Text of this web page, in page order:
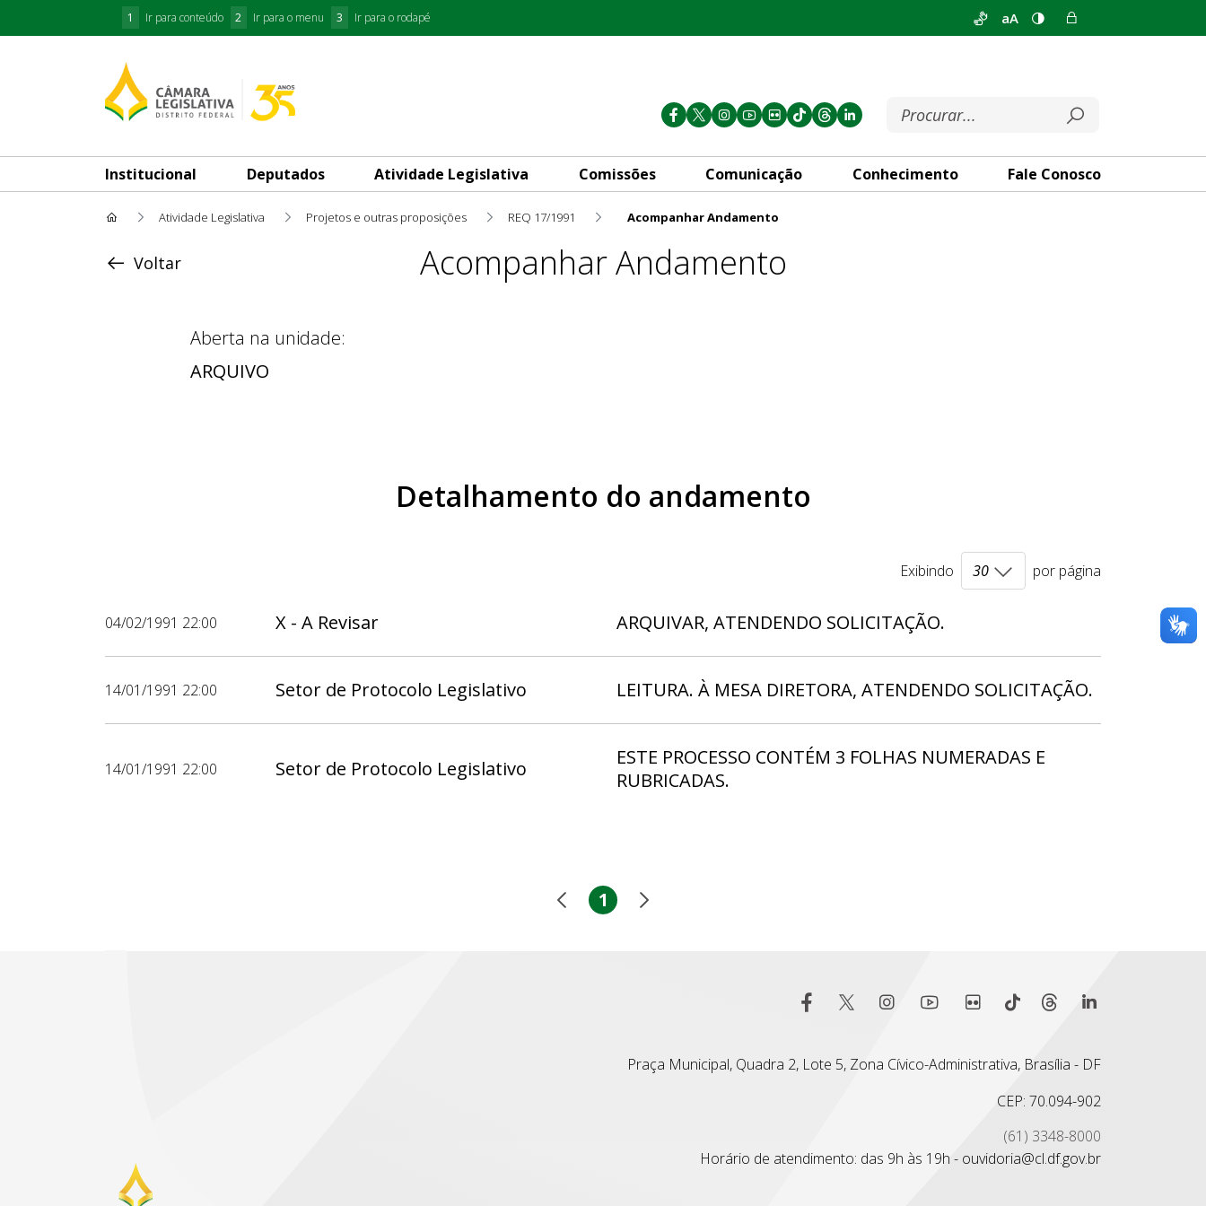
1 Ir para conteúdo 2 Ir para o menu 3 Ir para o rodapé aA
Institucional Deputados Atividade Legislativa Comissões Comunicação Conhecimento Fale Conosco
Atividade Legislativa Projetos e outras proposições REQ 17/1991 Acompanhar Andamento
Acompanhar Andamento Acompanhar Andamento
Voltar
Aberta na unidade:
ARQUIVO
Detalhamento do andamento
Exibindo por página
04/02/1991 22:00 X - A Revisar ARQUIVAR, ATENDENDO SOLICITAÇÃO.
14/01/1991 22:00 Setor de Protocolo Legislativo LEITURA. À MESA DIRETORA, ATENDENDO SOLICITAÇÃO.
14/01/1991 22:00 Setor de Protocolo Legislativo
ESTE PROCESSO CONTÉM 3 FOLHAS NUMERADAS E
RUBRICADAS.
1
Praça Municipal, Quadra 2, Lote 5, Zona Cívico-Administrativa, Brasília - DF
CEP: 70.094-902
(61) 3348-8000
Horário de atendimento: das 9h às 19h - ouvidoria@cl.df.gov.br